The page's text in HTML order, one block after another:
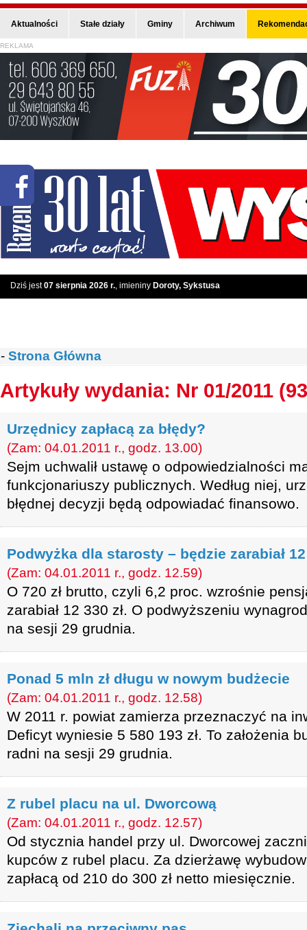
Aktualności Stałe działy Gminy Archiwum
REKLAMA
Dziś jest07 sierpnia 2026 r., imieniny Doroty, Sykstusa
- Strona Główna
Artykuły wydania: Nr 01/2011
Urzędnicy zapłacą za błędy?
(Zam: 04.01.2011 r., godz. 13.00)
Sejm uchwalił ustawę o odpowiedzialności
funkcjonariuszy publicznych. Według niej,
błędnej decyzji będą odpowiadać finansowo.
Podwyżka dla starosty – będzie zarabiał 12
(Zam: 04.01.2011 r., godz. 12.59)
O 720 zł brutto, czyli 6,2 proc. wzrośnie
zarabiał 12 330 zł. O podwyższeniu
na sesji 29 grudnia.
Ponad 5 mln zł długu w nowym budżecie
(Zam: 04.01.2011 r., godz. 12.58)
W 2011 r. powiat zamierza przeznaczyć na
Deficyt wyniesie 5 580 193 zł. To założenia
radni na sesji 29 grudnia.
Z rubel placu na ul. Dworcową
(Zam: 04.01.2011 r., godz. 12.57)
Od stycznia handel przy ul. Dworcowej
kupców z rubel placu. Za dzierżawę
zapłacą od 210 do 300 zł netto miesięcznie.